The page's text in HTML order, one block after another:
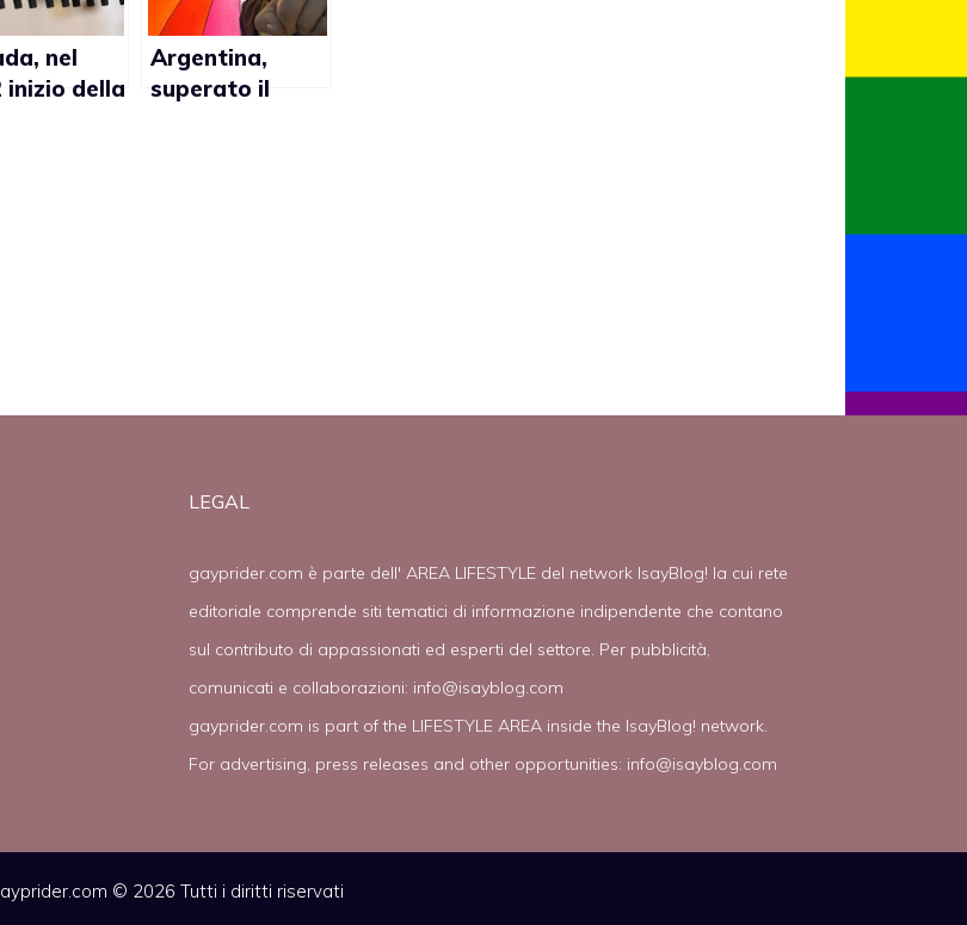
nel
inizio della
Argentina,
superato il
LEGAL
gayprider.com è parte dell' AREA LIFESTYLE del network IsayBlog! la cui rete
editoriale comprende siti tematici di informazione indipendente che contano
sul contributo di appassionati ed esperti del settore. Per pubblicità,
comunicati e collaborazioni: info@isayblog.com
gayprider.com is part of the LIFESTYLE AREA inside the IsayBlog! network.
For advertising, press releases and other opportunities: info@isayblog.com
© 2026 Tutti i diritti riservati